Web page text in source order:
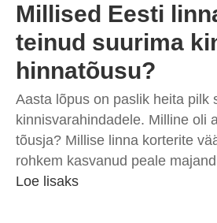
Millised Eesti
teinud suurima
hinnatõusu?
Aasta lõpus on paslik heita pilk
kinnisvarahindadele. Milline oli
tõusja? Millise linna korterite
rohkem kasvanud peale
Loe lisaks